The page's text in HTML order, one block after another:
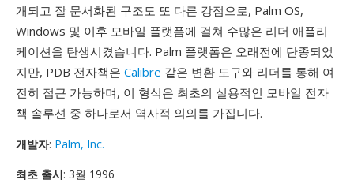
개되고 잘 문서화된 구조도 또 다른 강점으로, Palm OS,
Windows 및 이후 모바일 플랫폼에 걸쳐 수많은 리더 애플리
케이션을 탄생시켰습니다. Palm 플랫폼은 오래전에 단종되었
지만, PDB 전자책은 Calibre 같은 변환 도구와 리더를 통해 여
전히 접근 가능하며, 이 형식은 최초의 실용적인 모바일 전자
책 솔루션 중 하나로서 역사적 의의를 가집니다.
개발자: Palm, Inc.
최초 출시: 3월 1996